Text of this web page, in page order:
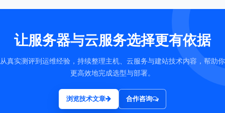
让服务器与云服务选择更有依据
从真实测评到运维经验，持续整理主机、云服务与建站技术内容，帮助你
更高效地完成选型与部署。
浏览技术文章 合作咨询